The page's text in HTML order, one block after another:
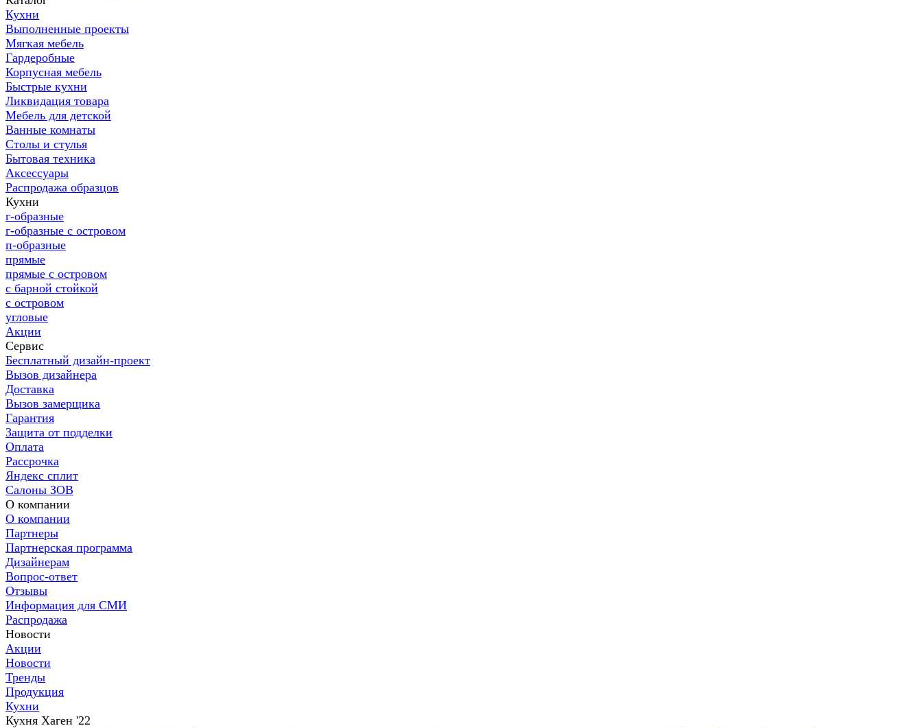
Кухни
Выполненные проекты
Мягкая мебель
Гардеробные
Корпусная мебель
Быстрые кухни
Ликвидация товара
Мебель для детской
Ванные комнаты
Столы и стулья
Бытовая техника
Аксессуары
Распродажа образцов
Кухни
г-образные
г-образные с островом
п-образные
прямые
прямые с островом
с барной стойкой
с островом
угловые
Акции
Сервис
Бесплатный дизайн-проект
Вызов дизайнера
Доставка
Вызов замерщика
Гарантия
Защита от подделки
Оплата
Рассрочка
Яндекс сплит
Салоны ЗОВ
О компании
О компании
Партнеры
Партнерская программа
Дизайнерам
Вопрос-ответ
Отзывы
Информация для СМИ
Распродажа
Новости
Акции
Новости
Тренды
Продукция
Кухни
Кухня Хаген '22